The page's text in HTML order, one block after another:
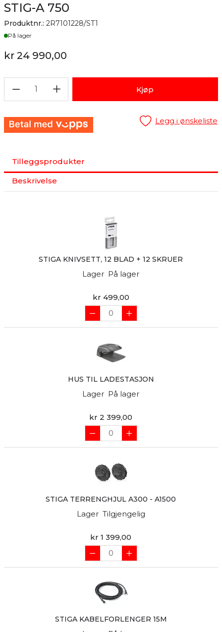
STIG-A 750
Produktnr.: 2R7101228/ST1
Lager
På lager
kr 24 990,00
1 Kjøp
Legg i ønskeliste
Tilleggsprodukter
Beskrivelse
STIGA KNIVSETT, 12 BLAD + 12 SKRUER
Lager På lager
kr 499,00
HUS TIL LADESTASJON
Lager På lager
kr 2 399,00
STIGA TERRENGHJUL A300 - A1500
Lager Tilgjengelig
kr 1 399,00
STIGA KABELFORLENGER 15M